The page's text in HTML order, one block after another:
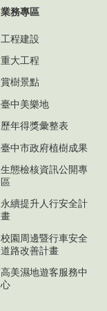
業務專區
工程建設
重大工程
賞樹景點
臺中美樂地
歷年得獎彙整表
臺中市政府植樹成果
生態檢核資訊公開專
區
永續提升人行安全計
畫
校園周邊暨行車安全
道路改善計畫
高美濕地遊客服務中
心